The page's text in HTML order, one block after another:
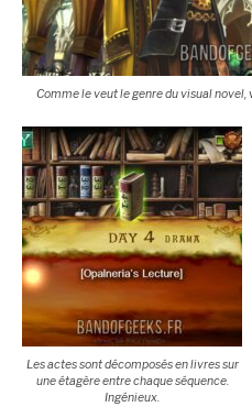
Comme le veut le genre du visual
Les actes sont décomposés en livres sur
une étagère entre chaque séquence.
Ingénieux.